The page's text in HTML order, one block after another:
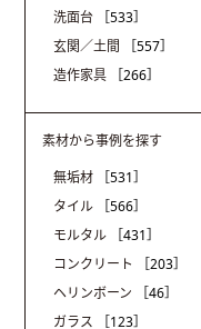
洗面台
［533］
玄関／土間
［557］
造作家具
［266］
素材から事例を探す
無垢材
［531］
タイル
［566］
モルタル
［431］
コンクリート
［203］
ヘリンボーン
［46］
ガラス
［123］